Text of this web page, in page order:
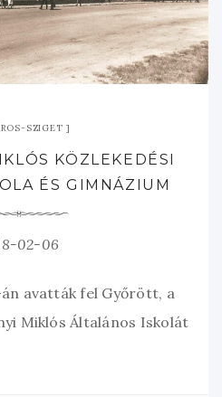
SZIGET
KÖZLEKEDÉSI
ÉS GIMNÁZIUM
02-06
avatták fel Győrött, a
Miklós Általános Iskolát